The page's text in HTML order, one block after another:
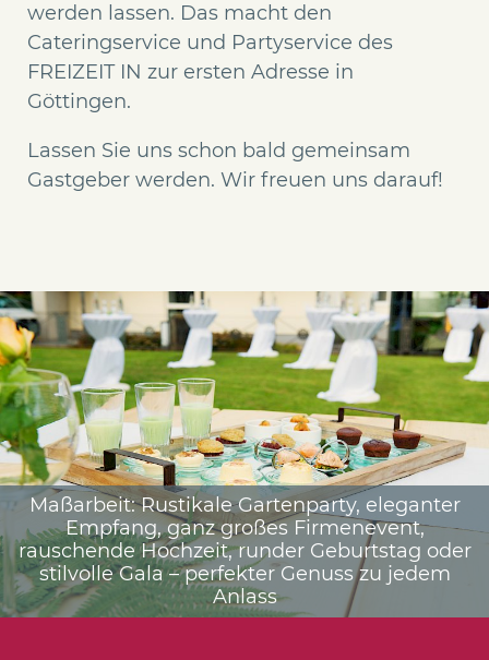
werden lassen. Das macht den
Cateringservice und Partyservice des
FREIZEIT IN zur ersten Adresse in
Göttingen.
Lassen Sie uns schon bald gemeinsam
Gastgeber werden. Wir freuen uns darauf!
Maßarbeit: Rustikale Gartenparty, eleganter
Empfang, ganz großes Firmenevent,
rauschende Hochzeit, runder Geburtstag oder
stilvolle Gala – perfekter Genuss zu jedem
Anlass